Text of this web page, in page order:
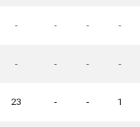
- - - -
- - - -
23 - - 1